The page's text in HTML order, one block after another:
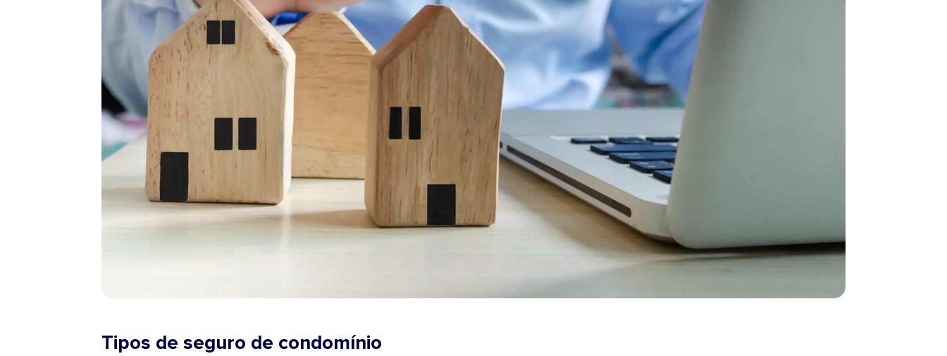
Tipos de seguro de condomínio